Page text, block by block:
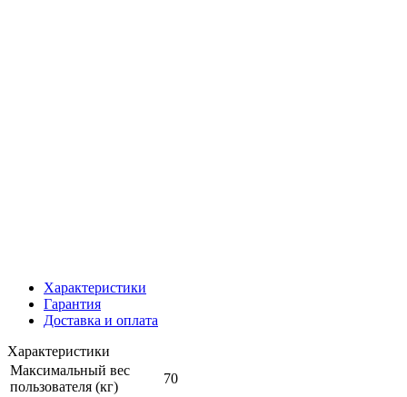
Характеристики
Гарантия
Доставка и оплата
Характеристики
Максимальный вес
пользователя (кг)
70